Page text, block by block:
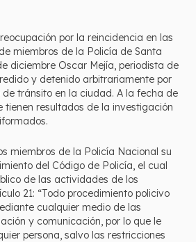
por la reincidencia en las
miembros de la Policía de Santa
diciembre Oscar Mejía, periodista de
y detenido arbitrariamente por
tránsito en la ciudad. A la fecha de
tienen resultados de la investigación
miembros de la Policía Nacional su
del Código de Policía, el cual
de las actividades de los
21: “Todo procedimiento policivo
cualquier medio de las
y comunicación, por lo que le
persona, salvo las restricciones